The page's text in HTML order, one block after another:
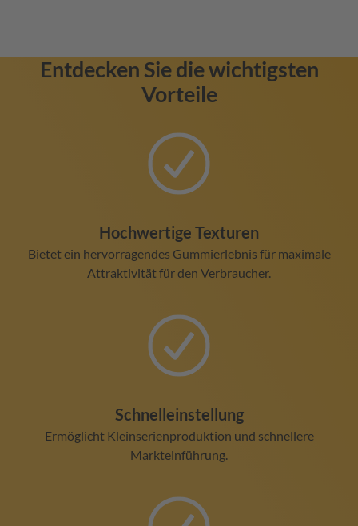
Entdecken Sie die wichtigsten
Vorteile
Hochwertige Texturen
Bietet ein hervorragendes Gummierlebnis für maximale
Attraktivität für den Verbraucher.
Schnelleinstellung
Ermöglicht Kleinserienproduktion und schnellere
Markteinführung.